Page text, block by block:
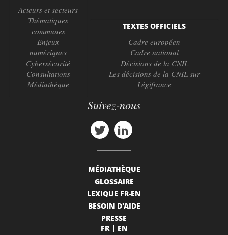
Acteurs et secteurs
Thématiques
communes
Enjeux
numériques
Cybersécurité
Consultations
Médiathèque
TEXTES OFFICIELS
Cadre européen
Cadre national
Décisions de la CNIL
Les décisions de la CNIL sur
Légifrance
Suivez-nous
MÉDIATHÈQUE
GLOSSAIRE
LEXIQUE FR-EN
BESOIN D'AIDE
PRESSE
FR
EN